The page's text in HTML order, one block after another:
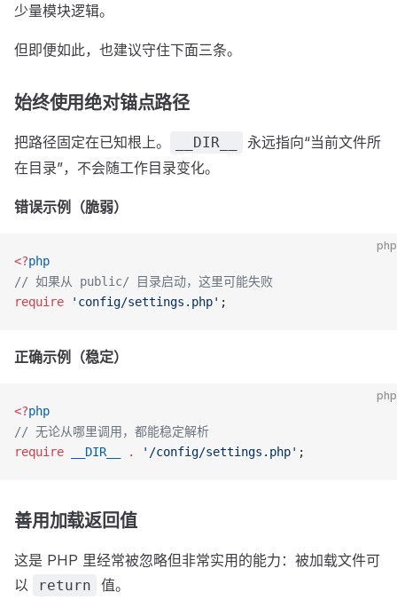
少量模块逻辑。
但即便如此，也建议守住下面三条。
始终使用绝对锚点路径
把路径固定在已知根上。 __DIR__
永远指向“当前文件所
在目录”，不会随工作目录变化。
错误示例（脆弱）
php
<?php
// 如果从 public/ 目录启动，这里可能失败
require 'config/settings.php' ;
正确示例（稳定）
php
<?php
// 无论从哪里调用，都能稳定解析
require __DIR__ . '/config/settings.php' ;
善用加载返回值
这是 PHP 里经常被忽略但非常实用的能力：被加载文件可
以
return 值。